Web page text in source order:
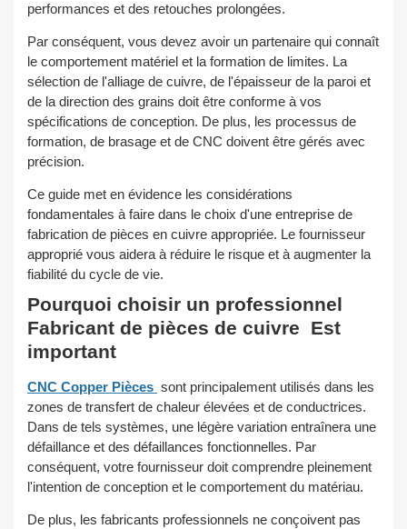
performances et des retouches prolongées.
Par conséquent, vous devez avoir un partenaire qui connaît
le comportement matériel et la formation de limites. La
sélection de l'alliage de cuivre, de l'épaisseur de la paroi et
de la direction des grains doit être conforme à vos
spécifications de conception. De plus, les processus de
formation, de brasage et de CNC doivent être gérés avec
précision.
Ce guide met en évidence les considérations
fondamentales à faire dans le choix d'une entreprise de
fabrication de pièces en cuivre appropriée. Le fournisseur
approprié vous aidera à réduire le risque et à augmenter la
fiabilité du cycle de vie.
Pourquoi choisir un professionnel
Fabricant de pièces de cuivre
Est
important
CNC Copper Pièces sont principalement utilisés dans les
zones de transfert de chaleur élevées et de conductrices.
Dans de tels systèmes, une légère variation entraînera une
défaillance et des défaillances fonctionnelles. Par
conséquent, votre fournisseur doit comprendre pleinement
l'intention de conception et le comportement du matériau.
De plus, les fabricants professionnels ne conçoivent pas